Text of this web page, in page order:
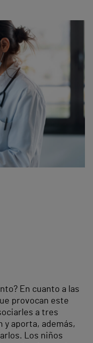
En cuanto a las
provocan este
a tres
y aporta, además,
Los niños